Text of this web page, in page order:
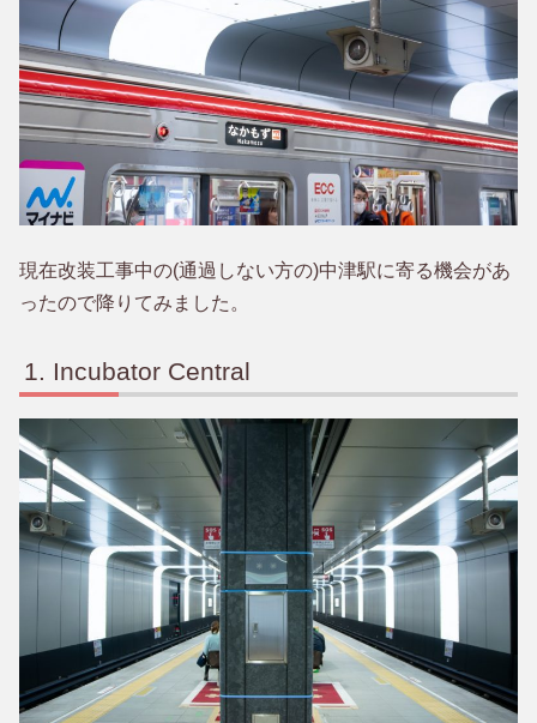
現在改装工事中の(通過しない方の)中津駅に寄る機会があ
ったので降りてみました。
Incubator Central